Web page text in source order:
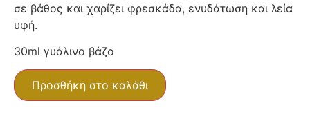
σε βάθος και χαρίζει φρεσκάδα, ενυδάτωση και λεία
υφή.
30ml γυάλινο βάζο
Προσθήκη στο καλάθι